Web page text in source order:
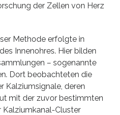
der Zellen von Herz
Methode erfolgte in
Innenohres. Hier bilden
– sogenannte
Dort beobachteten die
Kalziumsignale, deren
mit der zuvor bestimmten
Kalziumkanal-Cluster